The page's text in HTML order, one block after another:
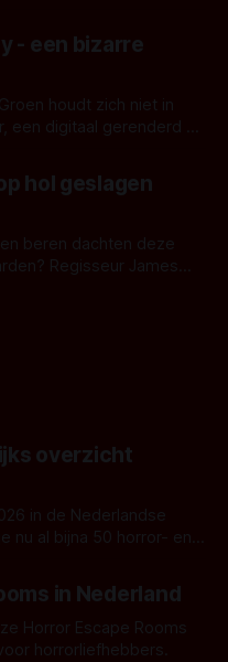
waarvoor de
- een bizarre
houdt zich niet in
een digitaal gerenderd en
maar onheilspellends,
Groen met ieder woord
hol geslagen
beren dachten deze
Regisseur James
overzicht
in de Nederlandse
nu al bijna 50 horror- en
in Nederland
Horror Escape Rooms
horrorliefhebbers.